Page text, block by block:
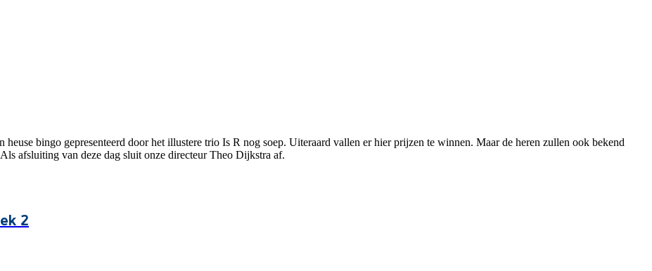
bingo gepresenteerd door het illustere trio Is R nog soep. Uiteraard vallen er hier prijzen te winnen. Maar de heren zullen ook bekend
afsluiting van deze dag sluit onze directeur Theo Dijkstra af.
2